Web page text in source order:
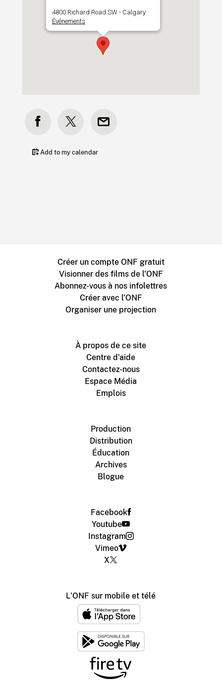
4800 Richard Road SW - Calgary
Événements
Add to my calendar
Créer un compte ONF gratuit
Visionner des films de l'ONF
Abonnez-vous à nos infolettres
Créer avec l’ONF
Organiser une projection
À propos de ce site
Centre d'aide
Contactez-nous
Espace Média
Emplois
Production
Distribution
Éducation
Archives
Blogue
Facebook
Youtube
Instagram
Vimeo
X
L'ONF sur mobile et télé